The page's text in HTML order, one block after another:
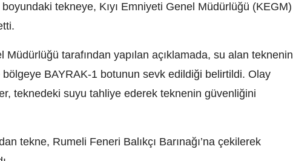
tekneye, Kıyı Emniyeti Genel Müdürlüğü (KEGM)
Müdürlüğü tarafından yapılan açıklamada, su alan teknenin
BAYRAK-1 botunun sevk edildiği belirtildi. Olay
teknedeki suyu tahliye ederek teknenin güvenliğini
tekne, Rumeli Feneri Balıkçı Barınağı’na çekilerek